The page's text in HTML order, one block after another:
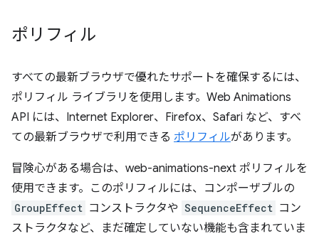
ポリフィル
すべての最新ブラウザで優れたサポートを確保するには、
ポリフィル ライブラリを使用します。Web Animations
API には、Internet Explorer、Firefox、Safari など、すべ
ての最新ブラウザで利用できる ポリフィルがあります。
冒険心がある場合は、web-animations-next ポリフィルを
使用できます。このポリフィルには、コンポーザブルの
GroupEffect コンストラクタや SequenceEffect コン
ストラクタなど、まだ確定していない機能も含まれていま